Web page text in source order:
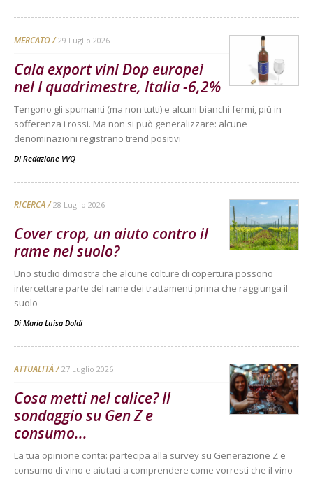
MERCATO 29 Luglio 2026
Cala export vini Dop europei
nel I quadrimestre, Italia -6,2%
Tengono gli spumanti (ma non tutti) e alcuni bianchi fermi, più in
sofferenza i rossi. Ma non si può generalizzare: alcune
denominazioni registrano trend positivi
Di Redazione VVQ
RICERCA 28 Luglio 2026
Cover crop, un aiuto contro il
rame nel suolo?
Uno studio dimostra che alcune colture di copertura possono
intercettare parte del rame dei trattamenti prima che raggiunga il
suolo
Di Maria Luisa Doldi
ATTUALITÀ 27 Luglio 2026
Cosa metti nel calice? Il
sondaggio su Gen Z e
consumo...
La tua opinione conta: partecipa alla survey su Generazione Z e
consumo di vino e aiutaci a comprendere come vorresti che il vino